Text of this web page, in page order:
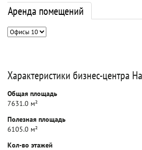
Аренда помещений
Характеристики бизнес-центра
Общая площадь
7631.0 м²
Полезная площадь
6105.0 м²
Кол-во этажей